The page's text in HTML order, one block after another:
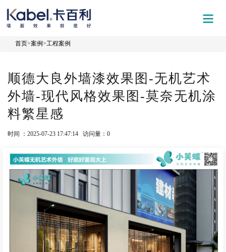
首页>案例>工程案例
顺德大良外墙漆效果图-无机艺术
外墙-现代风格效果图-莫奈无机涂
料繁星感
时间 ：2025-07-23 17:47:14 访问量： 0